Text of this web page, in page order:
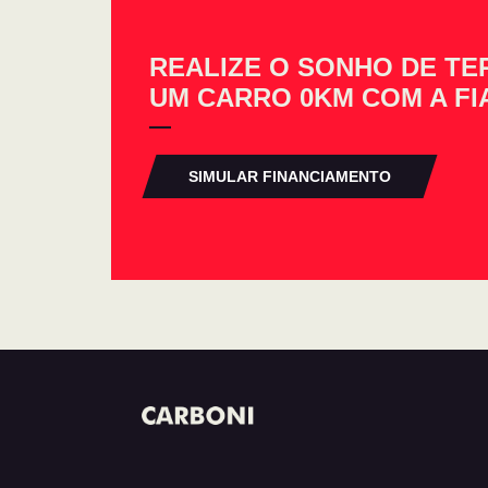
REALIZE O SONHO DE
UM CARRO 0KM COM A
SIMULAR FINANCIAMENTO